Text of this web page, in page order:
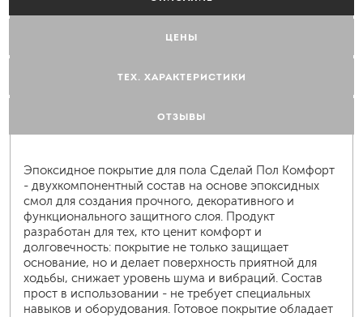
ЦЕНЫ
ТЕХ. ХАРАКТЕРИСТИКИ
ОТЗЫВЫ
Эпоксидное покрытие для пола Сделай Пол Комфорт
- двухкомпонентный состав на основе эпоксидных
смол для создания прочного, декоративного и
функционального защитного слоя. Продукт
разработан для тех, кто ценит комфорт и
долговечность: покрытие не только защищает
основание, но и делает поверхность приятной для
ходьбы, снижает уровень шума и вибраций. Состав
прост в использовании - не требует специальных
навыков и оборудования. Готовое покрытие обладает